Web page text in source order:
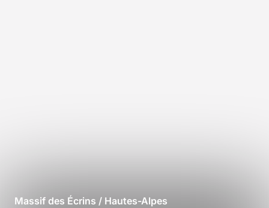
Massif des Écrins / Hautes-Alpes